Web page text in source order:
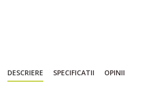
DESCRIERE SPECIFICATII OPINII